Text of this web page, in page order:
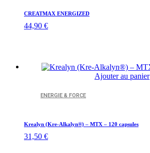
CREATMAX ENERGIZED
44,90 €
Ajouter au panier
ENERGIE & FORCE
Krealyn (Kre-Alkalyn®) – MTX – 120 capsules
31,50 €